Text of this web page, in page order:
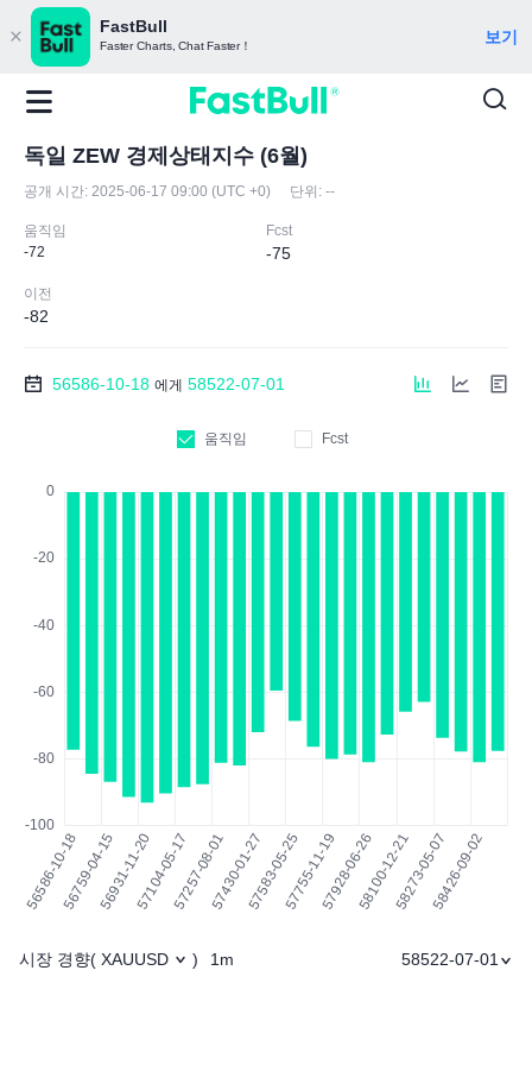
FastBull
Faster Charts, Chat Faster！ 보기
독일 ZEW 경제상태지수 (6월)
공개 시간: 2025-06-17 09:00 (UTC +0) 단위: --
움직임
-72
Fcst
-75
이전
-82
56586-10-18 에게 58522-07-01
움직임 Fcst
시장 경향( XAUUSD ) 1m 58522-07-01